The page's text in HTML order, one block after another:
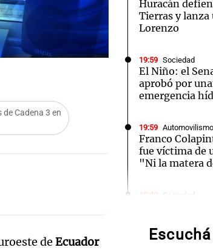
Cadena 3 en
de Ecuador
Huracán
Tierras y lanza
Lorenzo
19:59 Sociedad
El Niño: el
aprobó por
emergencia
19:59 Automovilismo
Franco
fue víctima de
"Ni la matera
19:49 Sociedad
contó cómo
Moyano
alerta